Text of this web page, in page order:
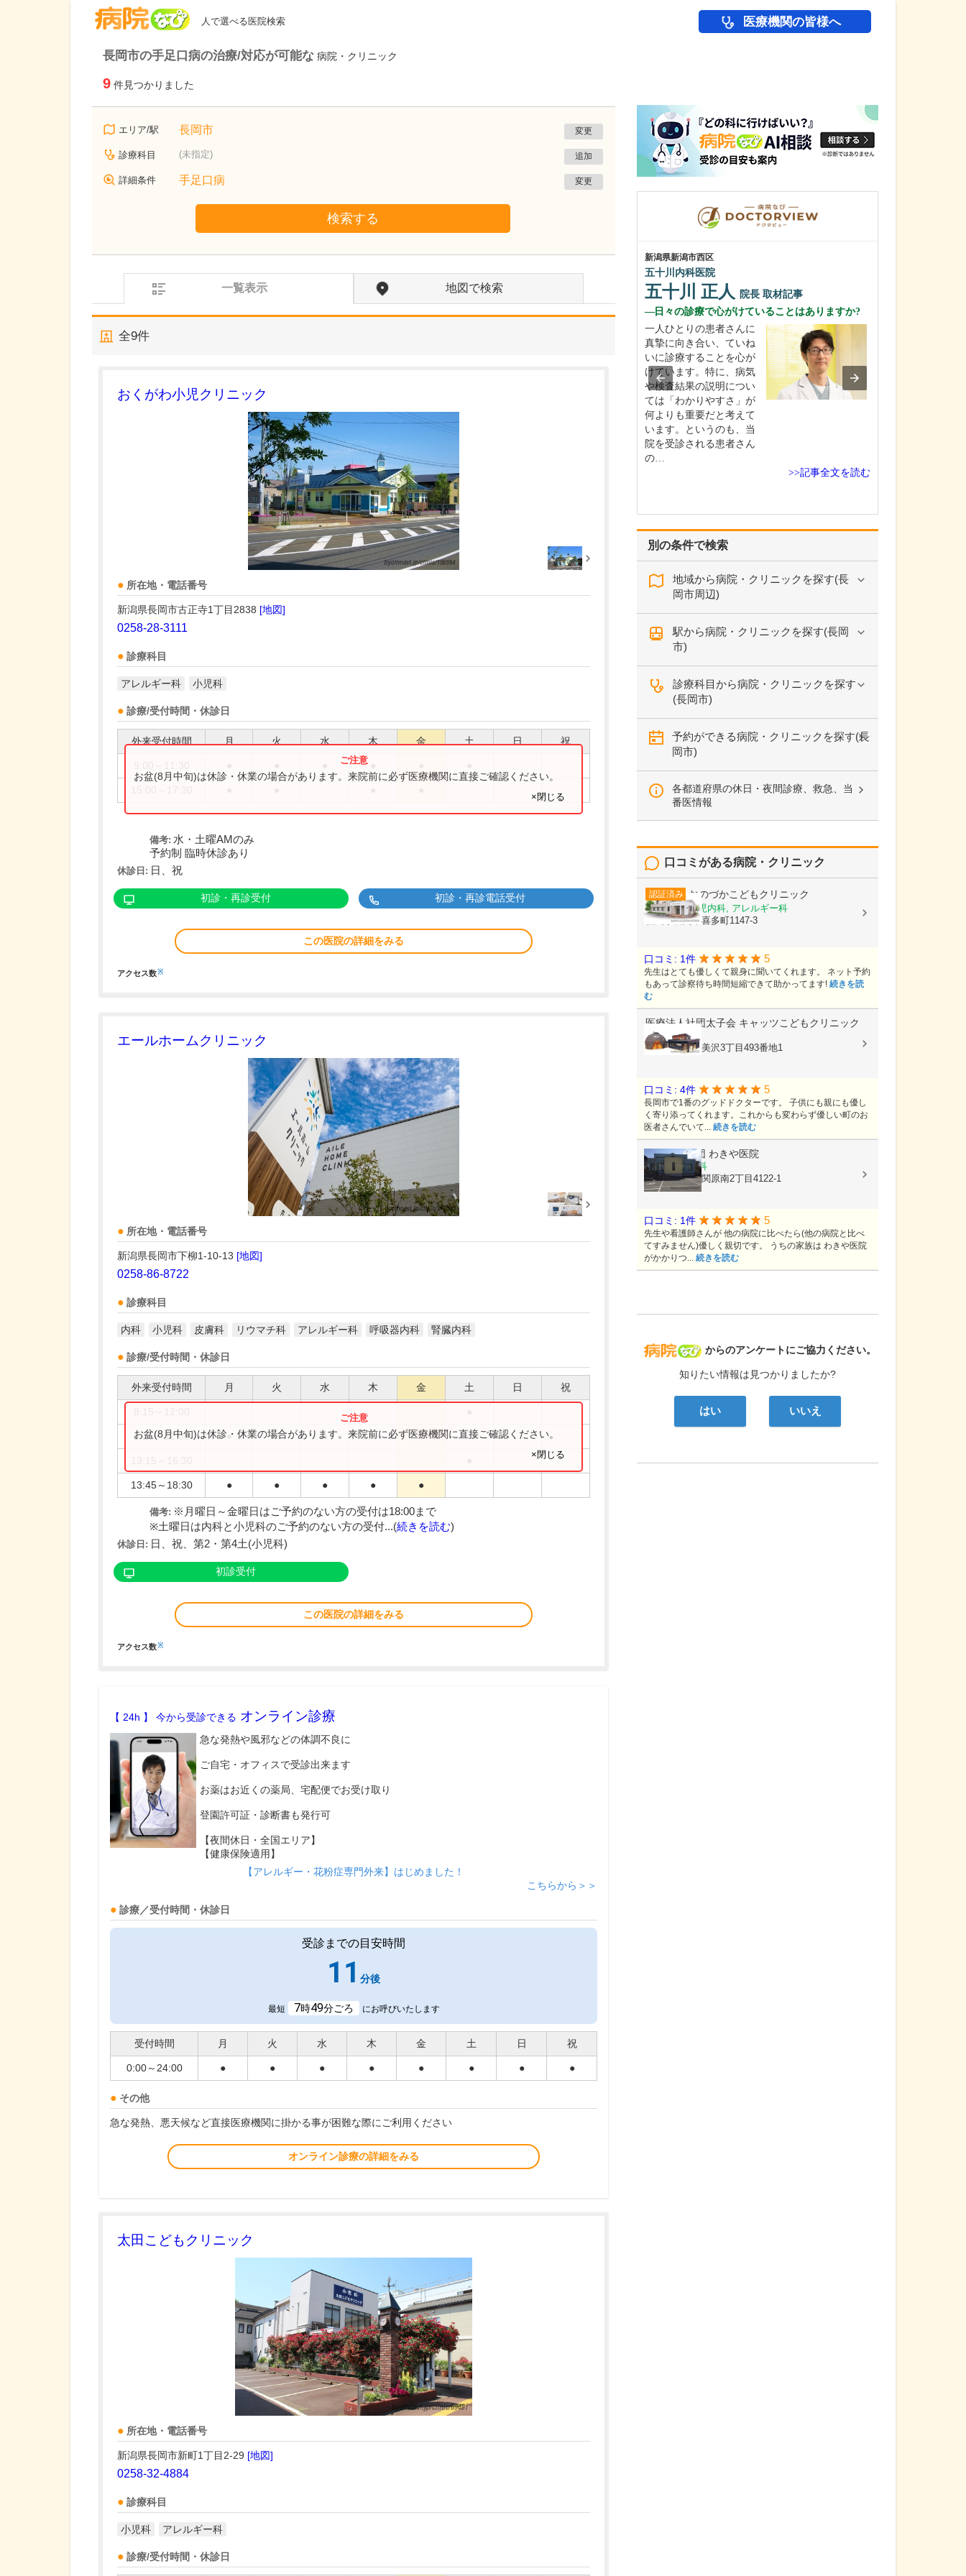
人で選べる医院検索 医療機関の皆様へ
長岡市の手足口病の治療/対応が可能な 病院・クリニック
9 件見つかりました
エリア/駅 長岡市 変更
診療科目 (未指定) 追加
詳細条件 手足口病 変更
検索する
一覧表示 地図で検索
全9件
おくがわ小児クリニック
所在地・電話番号
新潟県長岡市古正寺1丁目2838 [地図]
0258-28-3111
診療科目
アレルギー科 小児科
診療/受付時間・休診日
外来受付時間 月 火 水 木 金 土 日 祝
お盆(8月中旬)は休診・休業の場合があります。来院前に必ず医療機関に直接ご確認ください。
×閉じる
備考: 水・土曜AMのみ
予約制 臨時休診あり
休診日: 日、祝
初診・再診受付 初診・再診電話受付
この医院の詳細をみる
アクセス数※
エールホームクリニック
所在地・電話番号
新潟県長岡市下柳1-10-13 [地図]
0258-86-8722
診療科目
内科 小児科 皮膚科 リウマチ科 アレルギー科 呼吸器内科 腎臓内科
診療/受付時間・休診日
外来受付時間 月 火 水 木 金 土 日 祝
8:25～12:00 ● ● ● ● ●
13:45～18:30 ● ● ● ● ●
お盆(8月中旬)は休診・休業の場合があります。来院前に必ず医療機関に直接ご確認ください。
×閉じる
備考: ※月曜日～金曜日はご予約のない方の受付は18:00まで
※土曜日は内科と小児科のご予約のない方の受付...(続きを読む)
休診日: 日、祝、第2・第4土(小児科)
初診受付
この医院の詳細をみる
アクセス数※
【 24h 】 今から受診できる オンライン診療
急な発熱や風邪などの体調不良に
ご自宅・オフィスで受診出来ます
お薬はお近くの薬局、宅配便でお受け取り
登園許可証・診断書も発行可
【夜間休日・全国エリア】
【健康保険適用】
【アレルギー・花粉症専門外来】はじめました！
こちらから＞＞
診療／受付時間・休診日
受診までの目安時間
11 分後
最短 7時49分ごろ にお呼びいたします
受付時間 月 火 水 木 金 土 日 祝
0:00～24:00 ● ● ● ● ● ● ● ●
その他
急な発熱、悪天候など直接医療機関に掛かる事が困難な際にご利用ください
オンライン診療の詳細をみる
太田こどもクリニック
所在地・電話番号
新潟県長岡市新町1丁目2-29 [地図]
0258-32-4884
診療科目
小児科 アレルギー科
診療/受付時間・休診日
別の条件で検索
地域から病院・クリニックを探す(長
岡市周辺)
駅から病院・クリニックを探す(長岡
市)
診療科目から病院・クリニックを探す
(長岡市)
予約ができる病院・クリニックを探す(長
岡市)
各都道府県の休日・夜間診療、救急、当
番医情報
病院なび
からのアンケートにご協力ください。
知りたい情報は見つかりましたか?
はい いいえ
口コミがある病院・クリニック
認証済み おのづかこどもクリニック
小児科, 新生児内科, アレルギー科
新潟県長岡市喜多町1147-3
口コミ: 1件 5
先生はとても優しくて親身に聞いてくれます。 ネット予約
もあって診察待ち時間短縮できて助かってます! 続きを読
む
医療法人社団太子会 キャッツこどもクリニック
小児科
新潟県長岡市美沢3丁目493番地1
口コミ: 4件 5
長岡市で1番のグッドドクターです。 子供にも親にも優し
く寄り添ってくれます。これからも変わらず優しい町のお
医者さんでいて... 続きを読む
医療法人社団 わきや医院
内科, 循環器科
新潟県長岡市関原南2丁目4122-1
口コミ: 1件 5
先生や看護師さんが 他の病院に比べたら(他の病院と比べ
てすみません)優しく親切です。 うちの家族は わきや医院
がかかりつ... 続きを読む
新潟県新潟市西区
五十川内科医院
五十川 正人 院長 取材記事
日々の診療で心がけていることはありますか?
一人ひとりの患者さんに
真摯に向き合い、ていね
いに診療することを心が
けています。特に、病気
や検査結果の説明につい
ては「わかりやすさ」が
何よりも重要だと考えて
います。というのも、当
院を受診される患者さん
の…
>>記事全文を読む
長崎県長崎市
もり脳神経外科クリニック
森 勝春院長取材記事
本的な情報を丁寧に問診
で伺います。いま日本人
でいることが分かって
い…